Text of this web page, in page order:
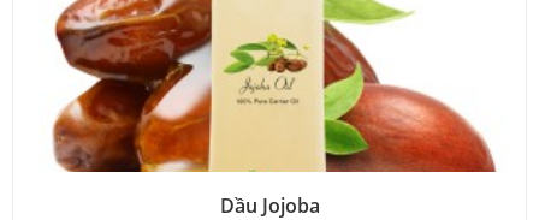
Dầu Jojoba